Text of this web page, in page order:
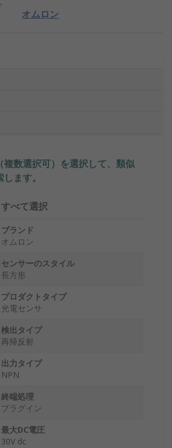
オムロン
複数選択可）を選択して、類似
ます。
すべて選択
ブランド
オムロン
センサーのスタイル
長方形
プロダクトタイプ
光電センサ
検出タイプ
再帰反射
出力タイプ
NPN
終端処理
プラグイン
最大DC電圧
30V dc